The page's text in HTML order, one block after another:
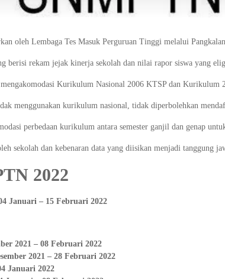
oleh Lembaga Tes Masuk Perguruan Tinggi melalui
berisi rekam jejak kinerja sekolah dan nilai rapor siswa yang
Kurikulum Nasional 2006 KTSP dan Kurikulum
menggunakan kurikulum nasional, tidak diperbolehkan
perbedaan kurikulum antara semester ganjil dan genap
sekolah dan kebenaran data yang diisikan menjadi tanggung
2022
Januari – 15 Februari 2022
2021 – 08 Februari 2022
2021 – 28 Februari 2022
Januari 2022